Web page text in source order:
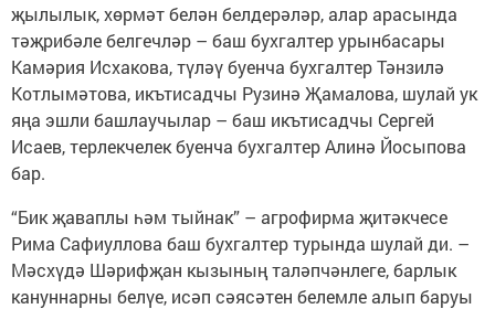
җылылык, хөрмәт белән белдерәләр, алар арасында
тәҗрибәле белгечләр – баш бухгалтер урынбасары
Камәрия Исхакова, түләү буенча бухгалтер Тәнзилә
Котлымәтова, икътисадчы Рузинә Җамалова, шулай ук
яңа эшли башлау­чылар – баш икътисадчы Сергей
Исаев, терлекчелек буенча бухгалтер Алинә Йосыпова
бар.
“Бик җаваплы һәм тыйнак” – агрофирма җитәкчесе
Рима Сафиуллова баш бухгалтер турында шулай ди. –
Мәсхүдә Шәрифҗан кызының та­ләпчәнлеге, барлык
кануннарны белүе, исәп сәясәтен белемле алып баруы